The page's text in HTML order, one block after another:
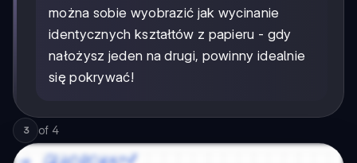
można sobie wyobrazić jak wycinanie
identycznych kształtów z papieru - gdy
nałożysz jeden na drugi, powinny idealnie
się pokrywać!
3 of 4